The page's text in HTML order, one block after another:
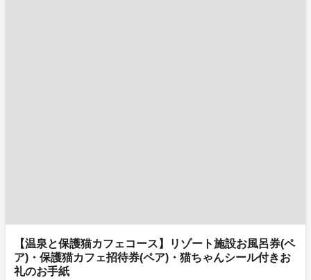
【温泉と保護猫カフェコース】リゾート施設お風呂券(ペ
ア)・保護猫カフェ招待券(ペア)・猫ちゃんシール付きお
礼のお手紙